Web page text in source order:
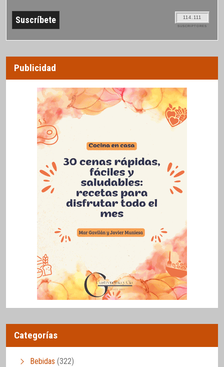
114.111
SUSCRIPTORES
Publicidad
Categorías
Bebidas (322)